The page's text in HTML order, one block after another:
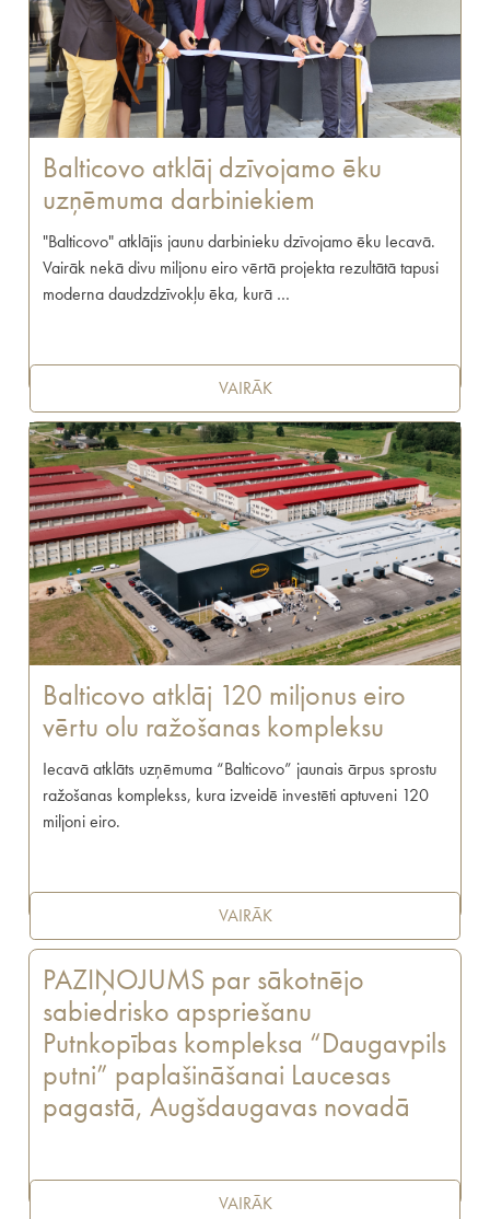
Balticovo atklāj dzīvojamo ēku
uzņēmuma darbiniekiem
"Balticovo" atklājis jaunu darbinieku dzīvojamo ēku Iecavā.
Vairāk nekā divu miljonu eiro vērtā projekta rezultātā tapusi
moderna daudzdzīvokļu ēka, kurā …
VAIRĀK
Balticovo atklāj 120 miljonus eiro
vērtu olu ražošanas kompleksu
Iecavā atklāts uzņēmuma “Balticovo” jaunais ārpus sprostu
ražošanas komplekss, kura izveidē investēti aptuveni 120
miljoni eiro.
VAIRĀK
PAZIŅOJUMS par sākotnējo
sabiedrisko apspriešanu
Putnkopības kompleksa “Daugavpils
putni” paplašināšanai Laucesas
pagastā, Augšdaugavas novadā
VAIRĀK